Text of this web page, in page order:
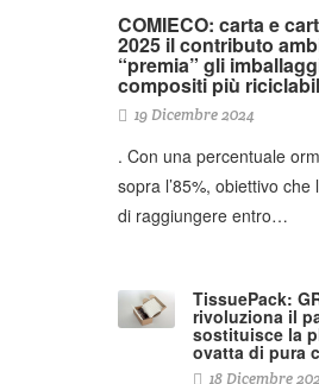
COMIECO: carta e
2025 il contributo
“premia” gli
compositi più
19 Dicembre 2024
. Con una percentuale
sopra l’85%, obiettivo che
di raggiungere entro…
TissuePack:
rivoluziona il
sostituisce la
ovatta di pura
18 Dicembre